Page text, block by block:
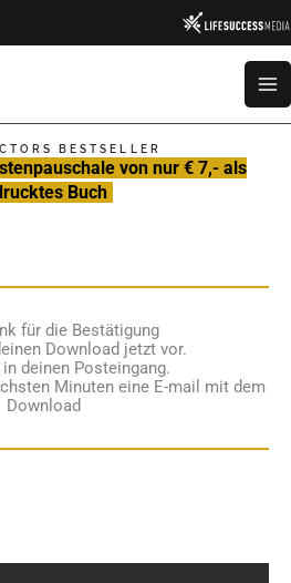
BESTSELLER
von nur € 7,- als
Buch
für die Bestätigung
Download jetzt vor.
deinen Posteingang.
Minuten eine E-mail mit dem
Download